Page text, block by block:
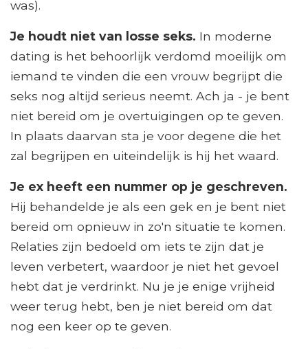
was).
Je houdt niet van losse seks. In moderne
dating is het behoorlijk verdomd moeilijk om
iemand te vinden die een vrouw begrijpt die
seks nog altijd serieus neemt. Ach ja - je bent
niet bereid om je overtuigingen op te geven.
In plaats daarvan sta je voor degene die het
zal begrijpen en uiteindelijk is hij het waard.
Je ex heeft een nummer op je geschreven.
Hij behandelde je als een gek en je bent niet
bereid om opnieuw in zo'n situatie te komen.
Relaties zijn bedoeld om iets te zijn dat je
leven verbetert, waardoor je niet het gevoel
hebt dat je verdrinkt. Nu je je enige vrijheid
weer terug hebt, ben je niet bereid om dat
nog een keer op te geven.